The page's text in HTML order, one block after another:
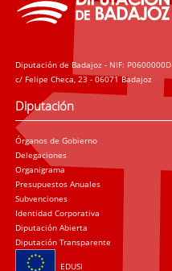
Diputación de Badajoz - NIF: P0600000D
c/ Felipe Checa, 23 - 06071 Badajoz
Diputación
Órganos de Gobierno
Delegaciones
Organigrama
Presupuestos Anuales
Subvenciones
Identidad Corporativa
Diputación Abierta
Diputación Transparente
EDUSI